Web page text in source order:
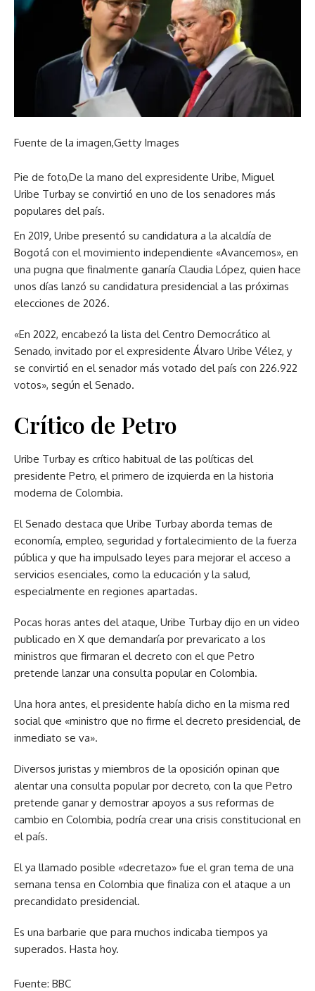
Fuente de la imagen,Getty Images
Pie de foto,De la mano del expresidente Uribe, Miguel
Uribe Turbay se convirtió en uno de los senadores más
populares del país.
En 2019, Uribe presentó su candidatura a la alcaldía de
Bogotá con el movimiento independiente «Avancemos», en
una pugna que finalmente ganaría Claudia López, quien hace
unos días lanzó su candidatura presidencial a las próximas
elecciones de 2026.
«En 2022, encabezó la lista del Centro Democrático al
Senado, invitado por el expresidente Álvaro Uribe Vélez, y
se convirtió en el senador más votado del país con 226.922
votos», según el Senado.
Crítico de Petro
Uribe Turbay es crítico habitual de las políticas del
presidente Petro, el primero de izquierda en la historia
moderna de Colombia.
El Senado destaca que Uribe Turbay aborda temas de
economía, empleo, seguridad y fortalecimiento de la fuerza
pública y que ha impulsado leyes para mejorar el acceso a
servicios esenciales, como la educación y la salud,
especialmente en regiones apartadas.
Pocas horas antes del ataque, Uribe Turbay dijo en un video
publicado en X que demandaría por prevaricato a los
ministros que firmaran el decreto con el que Petro
pretende lanzar una consulta popular en Colombia.
Una hora antes, el presidente había dicho en la misma red
social que «ministro que no firme el decreto presidencial, de
inmediato se va».
Diversos juristas y miembros de la oposición opinan que
alentar una consulta popular por decreto, con la que Petro
pretende ganar y demostrar apoyos a sus reformas de
cambio en Colombia, podría crear una crisis constitucional en
el país.
El ya llamado posible «decretazo» fue el gran tema de una
semana tensa en Colombia que finaliza con el ataque a un
precandidato presidencial.
Es una barbarie que para muchos indicaba tiempos ya
superados. Hasta hoy.
Fuente: BBC